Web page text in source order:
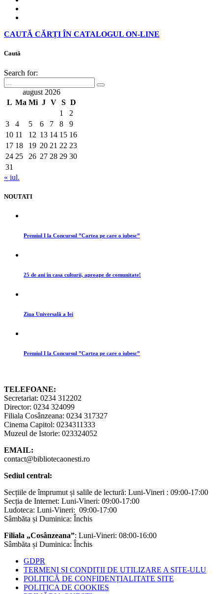
CAUTĂ CĂRȚI ÎN CATALOGUL ON-LINE
Caută
Search for:
august 2026
L Ma Mi J V S D
1
2
3
4 5 6 7 8
9
10 11 12 13 14 15 16
17 18 19 20 21 22 23
24 25 26 27 28 29 30
31
« iul.
NOUTATI
Premiul I la Concursul ”Cartea pe care o iubesc”
25 de ani în casa culturii, aproape de comunitate!
Ziua Universală a Iei
Premiul I la Concursul ”Cartea pe care o iubesc”
TELEFOANE:
Secretariat: 0234 312202
Director: 0234 324099
Filiala Cosânzeana: 0234 317327
Cinema Capitol: 0234311333
Muzeul de Istorie: 023324052
EMAIL:
contact@bibliotecaonesti.ro
Sediul central:
Secțiile de împrumut și salile de lectură: Luni-Vineri : 09:00-17:00
Secția de Internet: Luni-Vineri: 09:00-17:00
Ludoteca: Luni-Vineri: 09:00-17:00
Sâmbăta și Duminica: Închis
Filiala „Cosânzeana”: Luni-Vineri: 08:00-16:00
Sâmbăta și Duminica: Închis
GDPR
TERMENI ȘI CONDIȚII DE UTILIZARE A SITE-ULU
POLITICĂ DE CONFIDENȚIALITATE SITE
POLITICA DE COOKIES